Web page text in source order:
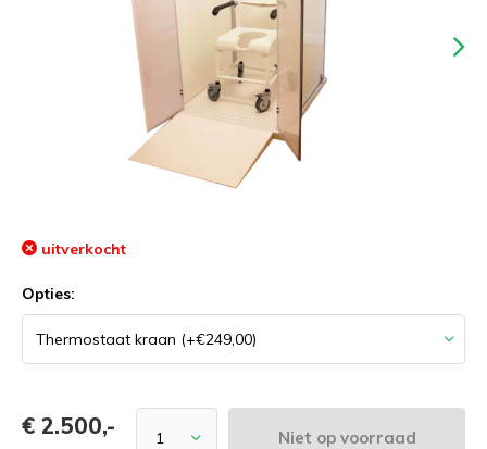
uitverkocht
Opties:
€ 2.500,- Niet op voorraad